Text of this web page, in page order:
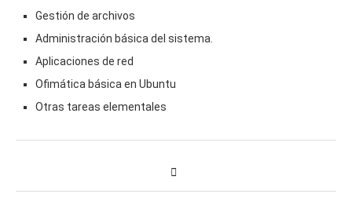
Gestión de archivos
Administración básica del sistema.
Aplicaciones de red
Ofimática básica en Ubuntu
Otras tareas elementales